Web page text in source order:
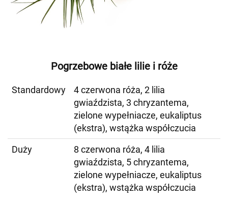
Pogrzebowe białe lilie i róże
Standardowy
4 czerwona róża, 2 lilia
gwiaździsta, 3 chryzantema,
zielone wypełniacze, eukaliptus
(ekstra), wstążka współczucia
Duży
8 czerwona róża, 4 lilia
gwiaździsta, 5 chryzantema,
zielone wypełniacze, eukaliptus
(ekstra), wstążka współczucia